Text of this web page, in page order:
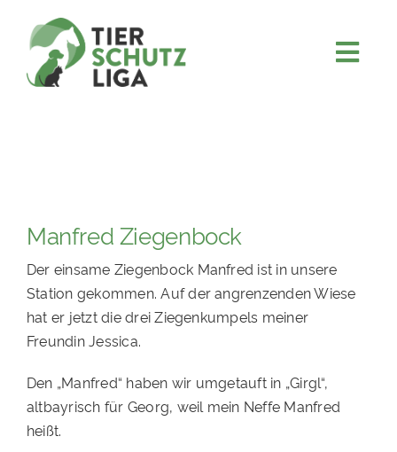
content
FÖRDERN & VERERBEN
KOOPERATIONEN
4KIDS
TIERHEIMTIERE
TIERHEIME
PATENSCHAFTEN
Manfred Ziegenbock
Der einsame Ziegenbock Manfred ist in unsere
Station gekommen. Auf der angrenzenden Wiese
hat er jetzt die drei Ziegenkumpels meiner
Freundin Jessica.
Den „Manfred“ haben wir umgetauft in „Girgl“,
altbayrisch für Georg, weil mein Neffe Manfred
heißt.